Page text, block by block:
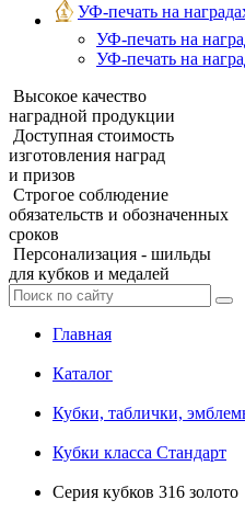
УФ-печать на
УФ‑печать на
УФ-печать на
Высокое качество
наградной продукции
Доступная стоимость
изготовления наград
и призов
Строгое соблюдение
обязательств и обозначенных
сроков
Персонализация - шильды
для кубков и медалей
Главная
Каталог
Кубки, таблички,
Кубки класса Стандарт
Серия кубков 316 золото